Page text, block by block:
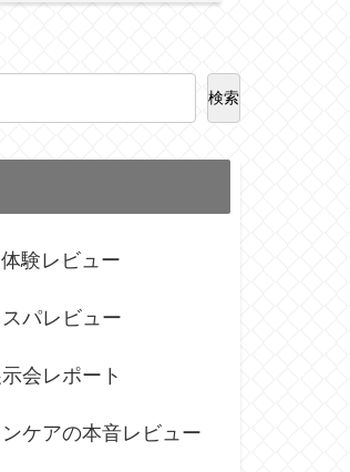
検索
験レビュー
パレビュー
会レポート
ケアの本音レビュー